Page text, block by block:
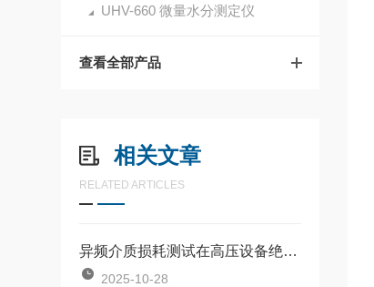
UHV-660 微量水分测定仪
查看全部产品
相关文章
RELATED ARTICLES
异频介质损耗测试在高压设备绝缘诊断中的应用分析
2025-10-28